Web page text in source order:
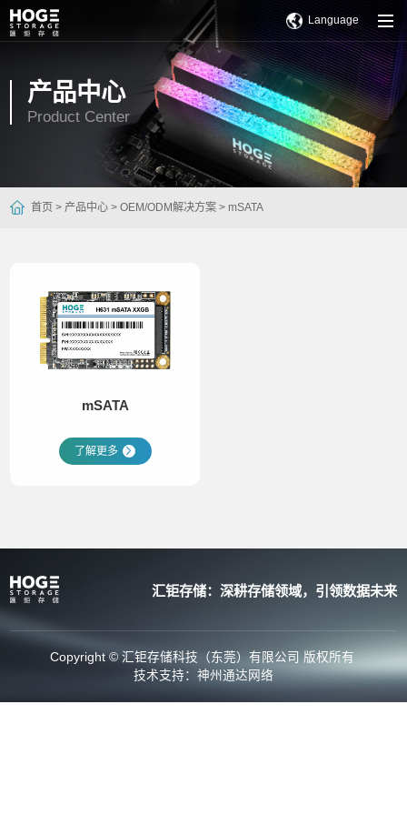
Language
产品中心
Product Center
首页 > 产品中心 > OEM/ODM解决方案 > mSATA
mSATA
了解更多
汇钜存储：深耕存储领域，引领数据未来
Copyright © 汇钜存储科技（东莞）有限公司 版权所有
技术支持： 神州通达网络